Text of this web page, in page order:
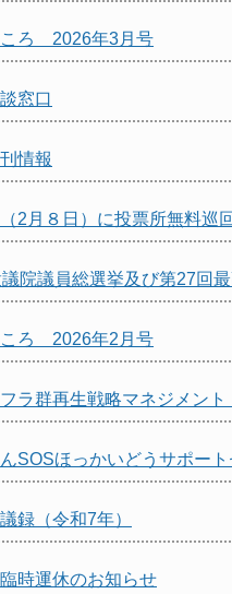
ころ 2026年3月号
窓口
情報
2月８日）に投票所無料巡
院議員総選挙及び第27回
ころ 2026年2月号
ラ群再生戦略マネジメン
んSOSほっかいどうサポー
録（令和7年）
時運休のお知らせ